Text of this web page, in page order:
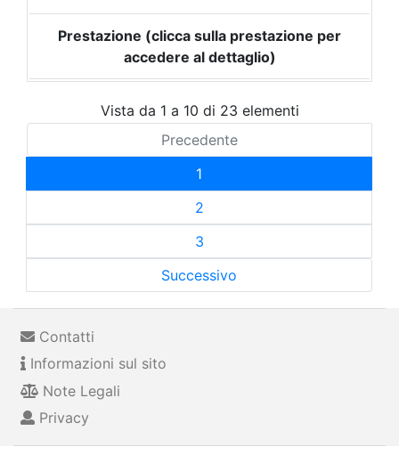
Prestazione (clicca sulla prestazione per
accedere al dettaglio)
Vista da 1 a 10 di 23 elementi
Precedente
1
2
3
Successivo
Contatti
Informazioni sul sito
Note Legali
Privacy